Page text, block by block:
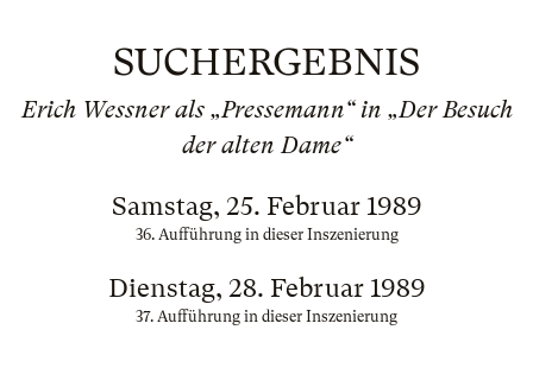
SUCHERGEBNIS
Erich Wessner als „Pressemann“ in „Der Besuch
der alten Dame“
Samstag, 25. Februar 1989
36. Aufführung in dieser Inszenierung
Dienstag, 28. Februar 1989
37. Aufführung in dieser Inszenierung